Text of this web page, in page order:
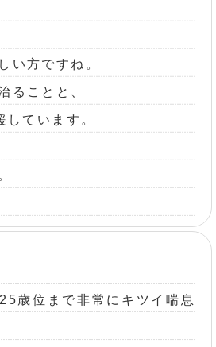
い方ですね。
ることと、
ています。
歳位まで非常にキツイ喘息